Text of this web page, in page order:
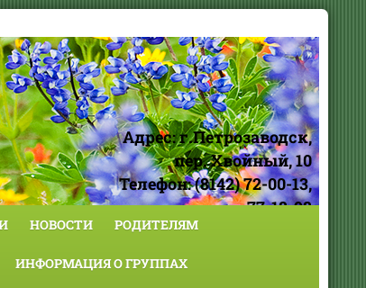
Адрес: г.Петрозаводск,
пер. Хвойный, 10
Телефон: (8142) 72-00-13,
77-18-98
НОВОСТИ РОДИТЕЛЯМ
ИНФОРМАЦИЯ О ГРУППАХ